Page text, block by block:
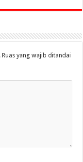
Ruas yang wajib ditandai